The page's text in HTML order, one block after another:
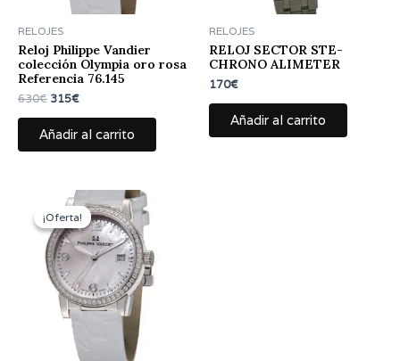
RELOJES
Reloj Philippe Vandier
colección Olympia oro rosa
Referencia 76.145
630€ 315€
Añadir al carrito
RELOJES
RELOJ SECTOR STE-
CHRONO ALIMETER
170€
Añadir al carrito
¡Oferta!
¡Oferta!
precio
original
era:
540€.
precio
actual
es:
270€.